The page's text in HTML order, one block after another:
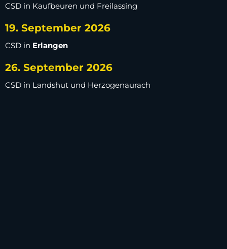
CSD in Kaufbeuren und Freilassing
19. September 2026
CSD in Erlangen
26. September 2026
CSD in Landshut und Herzogenaurach